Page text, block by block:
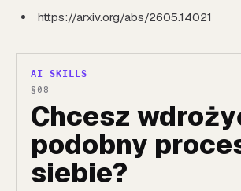
https://arxiv.org/abs/2605.14021
AI SKILLS
Chcesz
podobny
siebie?